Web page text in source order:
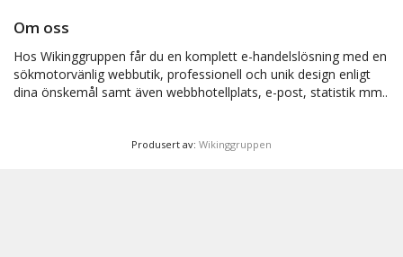
Om oss
Hos Wikinggruppen får du en komplett e-handelslösning med en
sökmotorvänlig webbutik, professionell och unik design enligt
dina önskemål samt även webbhotellplats, e-post, statistik mm..
Produsert av: Wikinggruppen